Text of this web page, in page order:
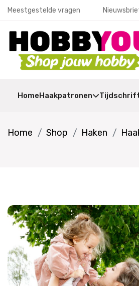
Meestgestelde vragen
HomeHaakpatronen
Home Shop Haken